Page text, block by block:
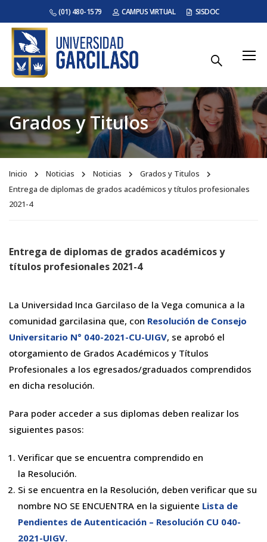
(01) 480-1579 CAMPUS VIRTUAL SISDOC
Grados y Titulos
Inicio Noticias Noticias
Grados y Titulos
Entrega de diplomas de grados académicos y títulos profesionales
2021-4
Entrega de diplomas de grados académicos y
títulos profesionales 2021-4
La Universidad Inca Garcilaso de la Vega comunica a la
comunidad garcilasina que, con Resolución de Consejo
Universitario N° 040-2021-CU-UIGV, se aprobó el
otorgamiento de Grados Académicos y Títulos
Profesionales a los egresados/graduados comprendidos
en dicha resolución.
Para poder acceder a sus diplomas deben realizar los
siguientes pasos:
Verificar que se encuentra comprendido en
la Resolución.
Si se encuentra en la Resolución, deben verificar que su
nombre NO SE ENCUENTRA en la siguiente Lista de
Pendientes de Autenticación – Resolución CU 040-
2021-UIGV.